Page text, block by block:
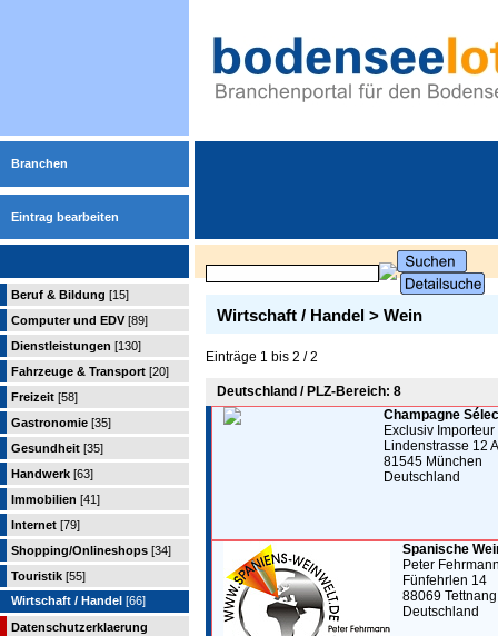
Branchen
Eintrag bearbeiten
Beruf & Bildung [15]
Computer und EDV [89]
Dienstleistungen [130]
Fahrzeuge & Transport [20]
Freizeit [58]
Gastronomie [35]
Gesundheit [35]
Handwerk [63]
Immobilien [41]
Internet [79]
Shopping/Onlineshops [34]
Touristik [55]
Wirtschaft / Handel [66]
Datenschutzerklaerung
Wirtschaft / Handel > Wein
Einträge 1 bis 2 / 2
Deutschland / PLZ-Bereich: 8
Champagne
Exclusiv Importeur
Lindenstrasse 12 A
81545 München
Deutschland
Spanische
Peter
Fünfehrlen 14
88069 Tettnang
Deutschland